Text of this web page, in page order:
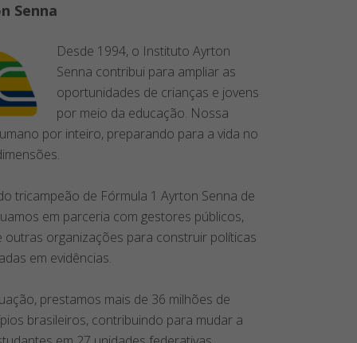
Senna
Desde 1994, o Instituto Ayrton
Senna contribui para ampliar as
oportunidades de crianças e jovens
por meio da educação. Nossa
por inteiro, preparando para a vida no
tricampeão de Fórmula 1 Ayrton Senna de
em parceria com gestores públicos,
outras organizações para construir políticas
em evidências.
prestamos mais de 36 milhões de
brasileiros, contribuindo para mudar a